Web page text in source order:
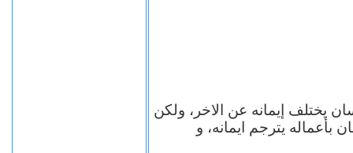
يختلف إيمانه عن الاخر، ولكن
بأعماله يترجم ايمانه، و